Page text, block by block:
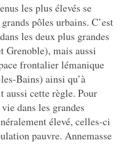
les plus élevés se
pôles urbains. C’est
les deux plus grandes
Grenoble), mais aussi
frontalier lémanique
Bains) ainsi qu’à
aussi cette règle. Pour
dans les grandes
élevé, celles-ci
pauvre. Annemasse